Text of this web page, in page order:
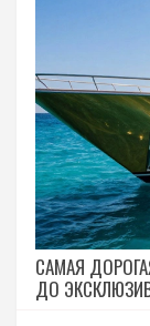
САМАЯ
ДО